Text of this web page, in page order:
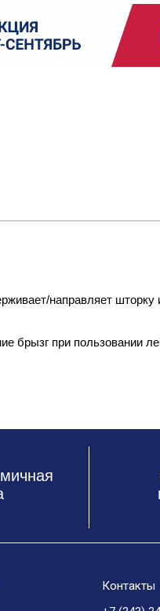
направляет шторку
брызг при пользовании
Контакты